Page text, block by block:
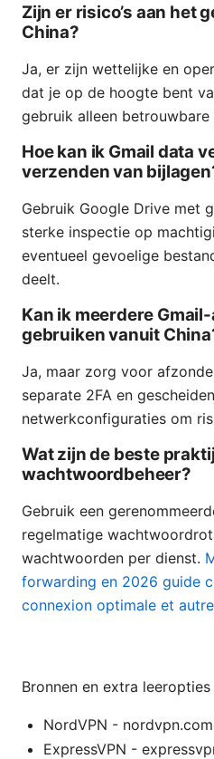
Zijn er risico’s aan het
China?
Ja, er zijn wettelijke en
dat je op de hoogte bent
gebruik alleen betrouwbare
Hoe kan ik Gmail data
verzenden van
Gebruik Google Drive met
sterke inspectie op
eventueel gevoelige
deelt.
Kan ik meerdere
gebruiken vanuit
Ja, maar zorg voor
separate 2FA en
netwerkconfiguraties om
Wat zijn de beste
wachtwoordbeheer?
Gebruik een
regelmatige
wachtwoorden per dienst.
forwarding en 2026 guide
connexion optimale et
Bronnen en extra leeropties
NordVPN - nordvpn.com
ExpressVPN -